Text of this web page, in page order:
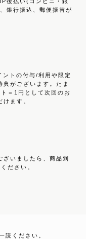
銀行振込、郵便振替が
トの付与/利用や限定
典がございます。たま
＝1円として次回のお
けます。
ざいましたら、商品到
ださい。
読ください。